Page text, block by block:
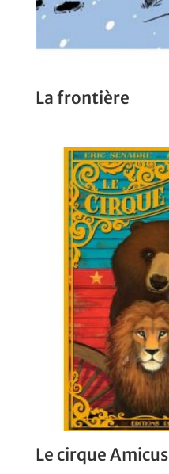
La frontière
Le cirque Amicus